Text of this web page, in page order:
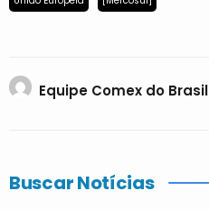
Equipe Comex do Brasil
Buscar Notícias